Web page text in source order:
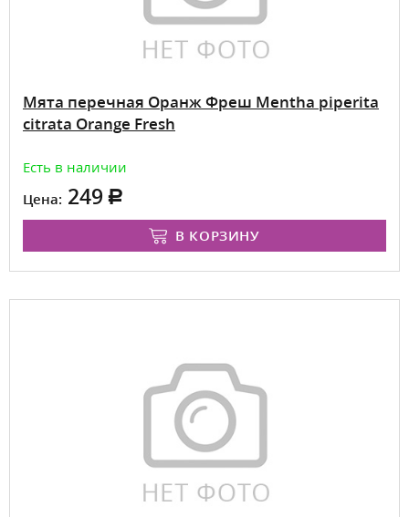
Мята перечная Оранж Фреш Mentha piperita
citrata Orange Fresh
Есть в наличии
Цена: 249
В КОРЗИНУ